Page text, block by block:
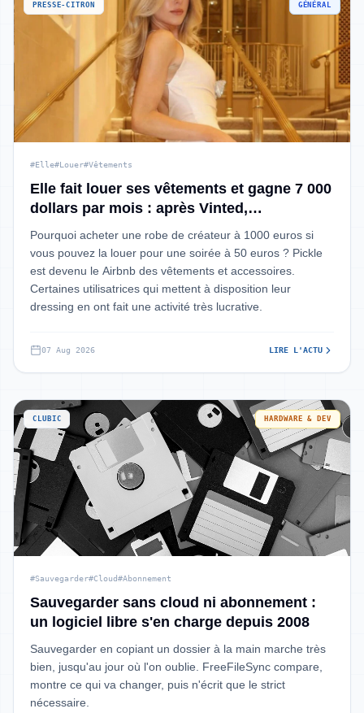
PRESSE-CITRON GÉNÉRAL
#Elle#Louer#Vêtements
Elle fait louer ses vêtements et gagne 7 000
dollars par mois : après Vinted,
l’application Pickle fait un carton
Pourquoi acheter une robe de créateur à 1000 euros si
vous pouvez la louer pour une soirée à 50 euros ? Pickle
est devenu le Airbnb des vêtements et accessoires.
Certaines utilisatrices qui mettent à disposition leur
dressing en ont fait une activité très lucrative.
07 Aug 2026 LIRE L'ACTU
CLUBIC HARDWARE & DEV
#Sauvegarder#Cloud#Abonnement
Sauvegarder sans cloud ni abonnement :
un logiciel libre s'en charge depuis 2008
Sauvegarder en copiant un dossier à la main marche très
bien, jusqu'au jour où l'on oublie. FreeFileSync compare,
montre ce qui va changer, puis n'écrit que le strict
nécessaire.